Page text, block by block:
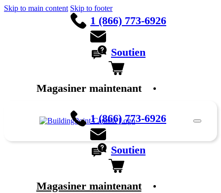
Skip to main content Skip to footer
1 (866) 773-6926
Soutien
Magasiner maintenant
1 (866) 773-6926
Soutien
Magasiner maintenant